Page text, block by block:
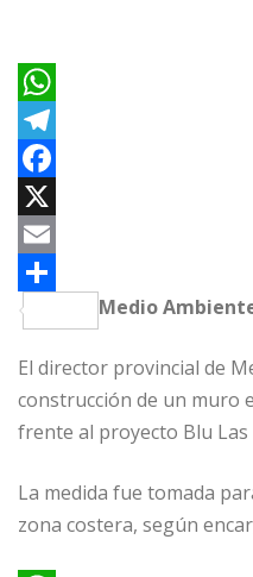
W
h
a
t
s
A
T
e
e
g
m
F
a
c
e
o
X
E
m
l
C
m
p
r
t
Medio
El director provincial de
construcción de un muro
frente al proyecto Blu Las
La medida fue tomada
zona costera, según